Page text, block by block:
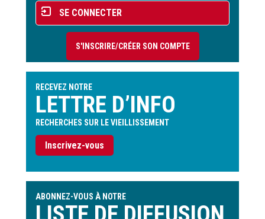
Menu
du
compte
l'utilisateur
SE CONNECTER
S'INSCRIRE/CRÉER SON COMPTE
RECEVEZ NOTRE
LETTRE D’INFO
RECHERCHES SUR LE VIEILLISSEMENT
Inscrivez-vous
ABONNEZ-VOUS À NOTRE